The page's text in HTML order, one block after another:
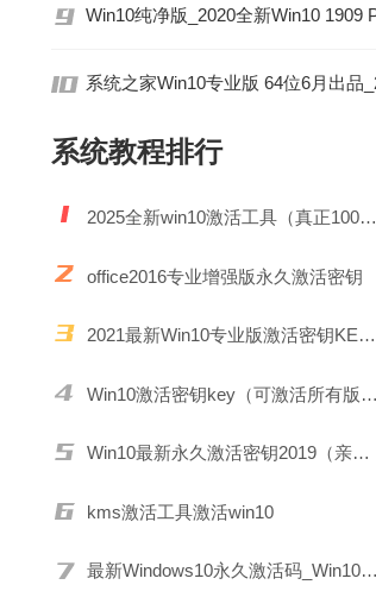
Win10纯净版_2020全新Win10 1909
系统之家Win10专业版 64位6月出品
系统教程排行
2025全新win10激活工具（真正100%激活）
office2016专业增强版永久激活密钥
2021最新Win10专业版激活密钥KEY推荐
Win10激活密钥key（可激活所有版本）
Win10最新永久激活密钥2019（亲测有效）
kms激活工具激活win10
最新Windows10永久激活码_Win10通用序列号